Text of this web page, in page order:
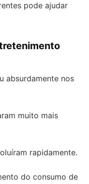
pode ajudar
absurdamente nos
muito mais
rapidamente.
do consumo de